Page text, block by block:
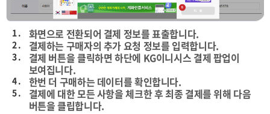
1 . 화면으로 전환되어 결제 정보를 표출합니다.
2 . 결제하는 구매자의 추가 요청 정보를 입력합니다.
3 .
결제 버튼을 클릭하면 하단에 KG이니시스 결제 팝업이
보여집니다.
4 . 한번 더 구매하는 데이터를 확인합니다.
5 .
결제에 대한 모든 사항을 체크한 후 최종 결제를 위해 다음
버튼을 클립합니다.